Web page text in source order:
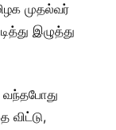
முதல்வர்
இழுத்து
விட்டு,